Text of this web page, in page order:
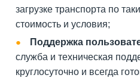
загрузке транспорта по
стоимость и условия;
Поддержка
служба и техническая
круглосуточно и всегда